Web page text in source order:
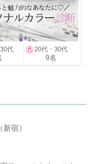
代 20代・30代
9名
宿）